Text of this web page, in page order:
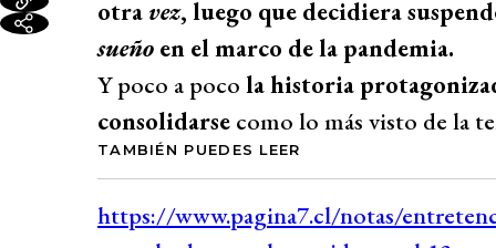
otra vez, luego que decidiera
sueño en el marco de la pandemia.
Y poco a poco la historia
consolidarse como lo más visto de la
TAMBIÉN PUEDES LEER